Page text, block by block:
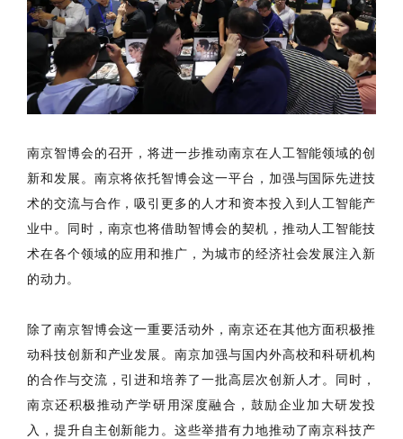
南京智博会的召开，将进一步推动南京在人工智能领域的创
新和发展。南京将依托智博会这一平台，加强与国际先进技
术的交流与合作，吸引更多的人才和资本投入到人工智能产
业中。同时，南京也将借助智博会的契机，推动人工智能技
术在各个领域的应用和推广，为城市的经济社会发展注入新
的动力。
除了南京智博会这一重要活动外，南京还在其他方面积极推
动科技创新和产业发展。南京加强与国内外高校和科研机构
的合作与交流，引进和培养了一批高层次创新人才。同时，
南京还积极推动产学研用深度融合，鼓励企业加大研发投
入，提升自主创新能力。这些举措有力地推动了南京科技产